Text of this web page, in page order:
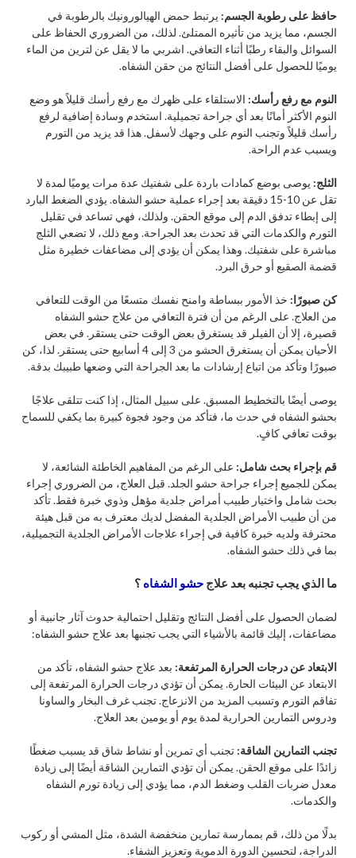
حافظ على رطوبة الجسم: يرتبط حمض الهيالورونيك بالرطوبة في
الجسم، مما يزيد من تأثيره الممتلئ. لذلك، من الضروري الحفاظ على
السوائل والبقاء رطبًا أثناء التعافي. اشربي ما لا يقل عن لترين من الماء
يوميًا للحصول على أفضل النتائج من حقن الشفاه.​
النوم مع رفع رأسك: الاستلقاء على ظهرك مع رفع رأسك قليلاً هو وضع
النوم الأكثر أمانًا بعد أي جراحة تجميلية. استخدم وسادة إضافية لرفع
رأسك قليلاً وتجنب النوم على وجهك لأسفل. هذا قد يزيد من التورم
ويسبب عدم الراحة.
الثلج: يوصى بوضع كمادات باردة على شفتيك عدة مرات يوميًا لمدة لا
تقل عن 10-15 دقيقة بعد إجراء عملية حشو الشفاه. يؤدي الضغط البارد
إلى إبطاء تدفق الدم إلى موقع الحقن. ولذلك، فهي تساعد في تقليل
التورم والكدمات التي قد تحدث بعد الجراحة. ومع ذلك، لا تضعي الثلج
مباشرة على شفتيك. وهذا يمكن أن يؤدي إلى مضاعفات خطيرة مثل
قضمة الصقيع أو حرق البرد.​
كن صبورًا: خذ الأمور ببساطة وامنح نفسك متسعًا من الوقت للتعافي
من العلاج. على الرغم من أن فترة التعافي من علاج حشو الشفاه
قصيرة، إلا أن الفيلر قد يستغرق بعض الوقت حتى يستقر. في بعض
الأحيان يمكن أن يستغرق الحشو من 3 إلى 4 أسابيع حتى يستقر. لذا، كن
صبورًا وتأكد من اتباع إرشادات ما بعد الجراحة التي وضعها طبيبك بدقة.
يوصى أيضًا بالتخطيط المسبق. على سبيل المثال، إذا كنت تتلقى علاجًا
بحشو الشفاه في حدث ما، فتأكد من وجود فجوة كبيرة بما يكفي للسماح
بوقت تعافي كافٍ.
قم بإجراء بحث شامل: على الرغم من المفاهيم الخاطئة الشائعة، لا
يمكن للجميع إجراء جراحة حشو الجلد. قبل العلاج، من الضروري إجراء
بحث شامل واختيار طبيب أمراض جلدية مؤهل وذوي خبرة فقط. تأكد
من أن طبيب الأمراض الجلدية المفضل لديك معترف به من قبل هيئة
محترفة ولديه خبرة كافية في إجراء علاجات الأمراض الجلدية التجميلية،
بما في ذلك حشو الشفاه.
ما الذي يجب تجنبه بعد علاجحشو الشفاه ؟
لضمان الحصول على أفضل النتائج وتقليل احتمالية حدوث آثار جانبية أو
مضاعفات، إليك قائمة بالأشياء التي يجب تجنبها بعد علاج حشو الشفاه:
الابتعاد عن درجات الحرارة المرتفعة: بعد علاج حشو الشفاه، تأكد من
الابتعاد عن البيئات الحارة. يمكن أن تؤدي درجات الحرارة المرتفعة إلى
تفاقم التورم وتسبب المزيد من الانزعاج. تجنب غرف البخار والساونا
ودروس التمارين الحرارية لمدة يوم أو يومين بعد العلاج.
تجنب التمارين الشاقة: تجنب أي تمرين أو نشاط شاق قد يسبب ضغطًا
زائدًا على موقع الحقن. يمكن أن تؤدي التمارين الشاقة أيضًا إلى زيادة
معدل ضربات القلب وضغط الدم، مما يؤدي إلى زيادة تورم الشفاه
والكدمات.​
بدلًا من ذلك، قم بممارسة تمارين منخفضة الشدة، مثل المشي أو ركوب
الدراجة، لتحسين الدورة الدموية وتعزيز الشفاء.